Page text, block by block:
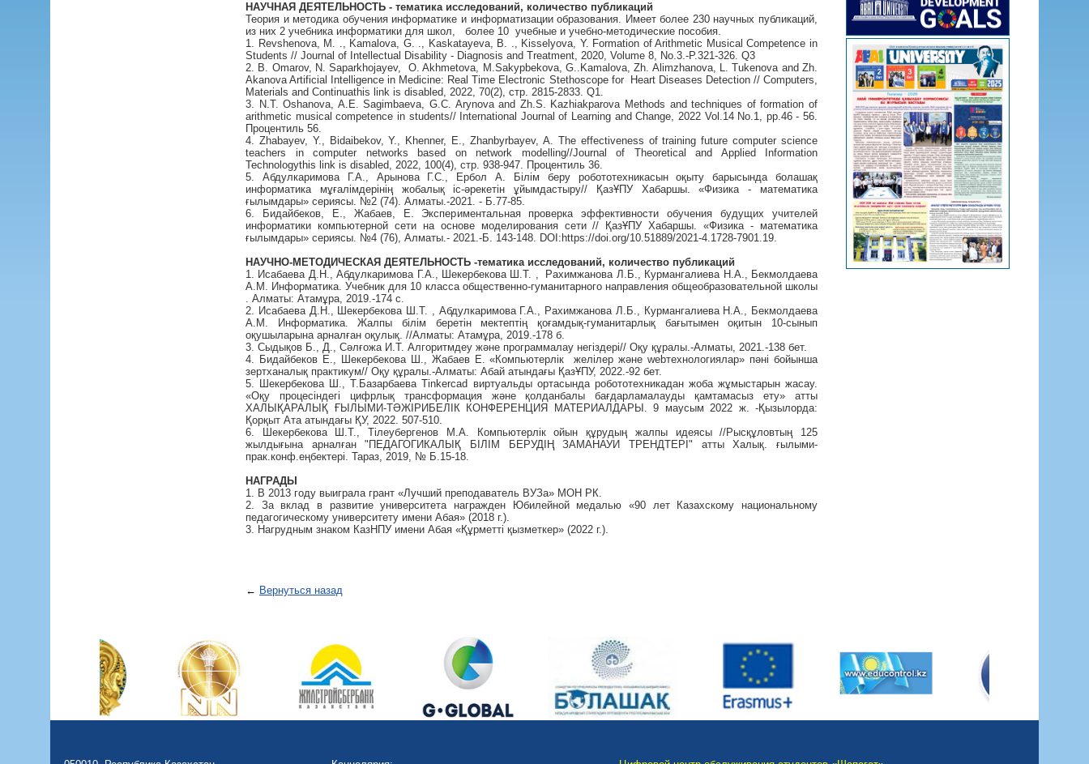
НАУЧНАЯ ДЕЯТЕЛЬНОСТЬ - тематика исследований, количество публикаций
Теория и методика обучения информатике и информатизации образования. Имеет более 230 научных публикаций,
из них 2 учебника информатики для школ, более 10 учебные и учебно-методические пособия.
1. Revshenova, M. ., Kamalova, G. ., Kaskatayeva, B. ., Kisselyova, Y. Formation of Arithmetic Musical Competence in
Students // Journal of Intellectual Disability - Diagnosis and Treatment, 2020, Volume 8, No.3.-Р.321-326. Q3
2. B. Omarov, N. Saparkhojayev, O. Akhmetova, M.Sakypbekova, G..Kamalova, Zh. Alimzhanova, L. Tukenova and Zh.
Akanova Artificial Intelligence in Medicine: Real Time Electronic Stethoscope for Heart Diseases Detection // Computers,
Materials and Continuathis link is disabled, 2022, 70(2), стр. 2815-2833. Q1.
3. N.T. Oshanova, A.E. Sagimbaeva, G.C. Arynova and Zh.S. Kazhiakparova Methods and techniques of formation of
arithmetic musical competence in students// International Journal of Learning and Change, 2022 Vol.14 No.1, pp.46 - 56.
Процентиль 56.
4. Zhabayev, Y., Bidaibekov, Y., Khenner, E., Zhanbyrbayev, A. The effectiveness of training future computer science
teachers in computer networks based on network modelling//Journal of Theoretical and Applied Information
Technologythis link is disabled, 2022, 100(4), стр. 938-947. Процентиль 36.
5. Абдулкаримова Г.А., Арынова Г.С., Ербол А. Білім беру робототехникасын оқыту барысында болашақ
информатика мұғалімдерінің жобалық іс-әрекетін ұйымдастыру// ҚазҰПУ Хабаршы. «Физика - математика
ғылымдары» сериясы. №2 (74). Алматы.-2021. - Б.77-85.
6. Бидайбеков, Е., Жабаев, Е. Экспериментальная проверка эффективности обучения будущих учителей
информатики компьютерной сети на основе моделирования сети // ҚазҰПУ Хабаршы. «Физика - математика
ғылымдары» сериясы. №4 (76), Алматы.- 2021.-Б. 143-148. DOI:https://doi.org/10.51889/2021-4.1728-7901.19.
НАУЧНО-МЕТОДИЧЕСКАЯ ДЕЯТЕЛЬНОСТЬ -тематика исследований, количество публикаций
1. Исабаева Д.Н., Абдулкаримова Г.А., Шекербекова Ш.Т. , Рахимжанова Л.Б., Курмангалиева Н.А., Бекмолдаева
А.М. Информатика. Учебник для 10 класса общественно-гуманитарного направления общеобразовательной школы
. Алматы: Атамұра, 2019.-174 с.
2. Исабаева Д.Н., Шекербекова Ш.Т. , Абдулкаримова Г.А., Рахимжанова Л.Б., Курмангалиева Н.А., Бекмолдаева
А.М. Информатика. Жалпы білім беретін мектептің қоғамдық-гуманитарлық бағытымен оқитын 10-сынып
оқушыларына арналған оқулық. //Алматы: Атамұра, 2019.-178 б.
3. Сыдықов Б., Д., Сәлғожа И.Т. Алгоритмдеу және программалау негіздері// Оқу құралы.-Алматы, 2021.-138 бет.
4. Бидайбеков Е., Шекербекова Ш., Жабаев Е. «Компьютерлік желілер және webтехнологиялар» пәні бойынша
зертханалық практикум// Оқу құралы.-Алматы: Абай атындағы ҚазҰПУ, 2022.-92 бет.
5. Шекербекова Ш., Т.Базарбаева Tinkercad виртуальды ортасында робототехникадан жоба жұмыстарын жасау.
«Оқу процесіндегі цифрлық трансформация және қолданбалы бағдарламалауды қамтамасыз ету» атты
ХАЛЫҚАРАЛЫҚ ҒЫЛЫМИ-ТӘЖІРИБЕЛІК КОНФЕРЕНЦИЯ МАТЕРИАЛДАРЫ. 9 маусым 2022 ж. -Қызылорда:
Қорқыт Ата атындағы ҚУ, 2022. 507-510.
6. Шекербекова Ш.Т., Тілеубергенов М.А. Компьютерлік ойын құрудың жалпы идеясы //Рысқұловтың 125
жылдығына арналған "ПЕДАГОГИКАЛЫҚ БІЛІМ БЕРУДІҢ ЗАМАНАУИ ТРЕНДТЕРІ" атты Халық. ғылыми-
прак.конф.еңбектері. Тараз, 2019, № Б.15-18.
НАГРАДЫ
1. В 2013 году выиграла грант «Лучший преподаватель ВУЗа» МОН РК.
2. За вклад в развитие университета награжден Юбилейной медалью «90 лет Казахскому национальному
педагогическому университету имени Абая» (2018 г.).
3. Нагрудным знаком КазНПУ имени Абая «Құрметті қызметкер» (2022 г.).
← Вернуться назад